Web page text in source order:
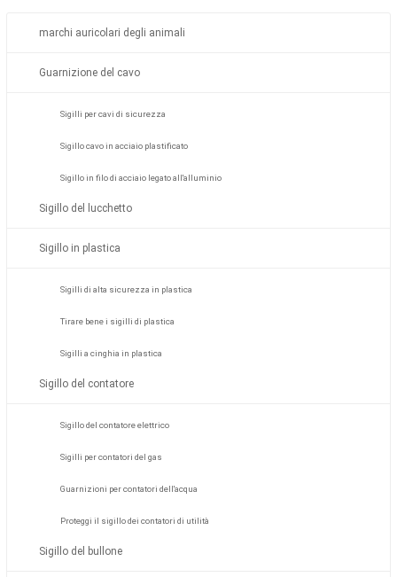
marchi auricolari degli animali
Guarnizione del cavo
Sigilli per cavi di sicurezza
Sigillo cavo in acciaio plastificato
Sigillo in filo di acciaio legato all'alluminio
Sigillo del lucchetto
Sigillo in plastica
Sigilli di alta sicurezza in plastica
Tirare bene i sigilli di plastica
Sigilli a cinghia in plastica
Sigillo del contatore
Sigillo del contatore elettrico
Sigilli per contatori del gas
Guarnizioni per contatori dell'acqua
Proteggi il sigillo dei contatori di utilità
Sigillo del bullone